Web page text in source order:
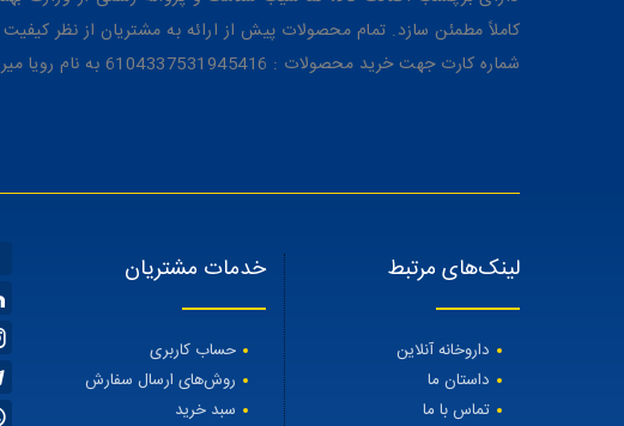
کاملاً مطمئن سازد. تمام محصولات پیش از ارائه به مشتریان از نظر
شماره کارت جهت خرید محصولات : 6104337531945416 به نام رویا میرنظامی
لینک‌های مرتبط
داروخانه آنلاین
داستان ما
تماس با ما
خدمات مشتریان
حساب کاربری
روش‌های ارسال سفارش
سبد خرید